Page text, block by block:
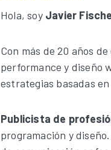
Hola, soy Javier
Con más de 20 años
performance y diseño
estrategias basadas
Publicista de
programación y